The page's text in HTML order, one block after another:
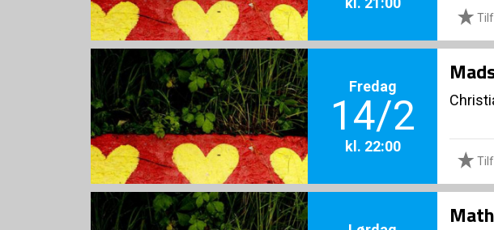
Fredag
14/2
kl. 22:00